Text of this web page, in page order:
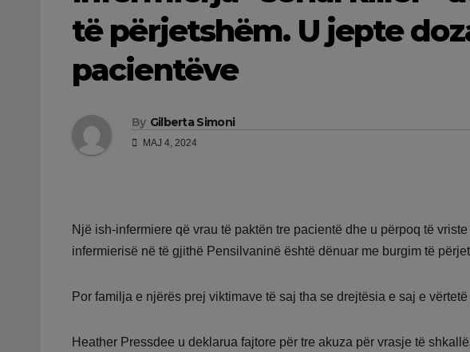
të përjetshëm. U jepte
pacientëve
By Gilberta Simoni
MAJ 4, 2024
Një ish-infermiere që vrau të paktën tre pacientë dhe u përpoq të
infermierisë në të gjithë Pensilvaninë është dënuar me burgim të
Por familja e njërës prej viktimave të saj tha se drejtësia e saj e
Heather Pressdee u deklarua fajtore për tre akuza për vrasje të